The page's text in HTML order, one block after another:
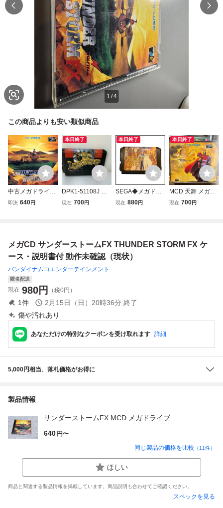
1 /4
この商品よりも安い類似商品
中古メガドライブ
CDソフト(メガC
即決 640円
本日終了
DPK1-51108J メ
ガドライブ ランド
現在 700円
本日終了
SEGA◆メガドラ
イブ◆ゲームソフ
現在 880円
本日終了
MCD 天舞 メガCD
スペシャル MEGA
現在 700円
メガCD サンダーストームFX THUNDER STORM FX ケ
ース・説明書付 動作未確認（現状）
バンダイナムコエンターテインメント
匿名配送
現在 980円 （税0円）
1件 2月15日（日）20時36分 終了
傷や汚れあり
あなただけの特別なクーポンを受け取れます 詳細
5,000円相当、落札価格がお得に
製品情報
サンダーストームFX MCD メガドライブ
640 円〜
同じ製品の価格を比較 （11件）
ほしい
商品と関連する製品情報を掲載しています。商品説明も合わせてご確認ください。
スペックを見る